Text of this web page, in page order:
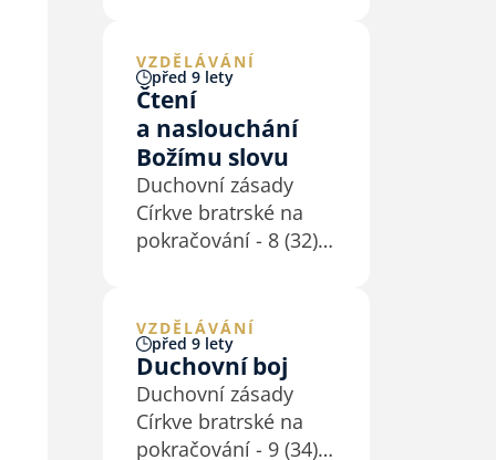
nesoucí).…
Proto na ni klademe
velký důraz.
Modlitební život
považujeme za
důležitý projev
duchovního života
našich členů i sborů.
(30) Věříme, že Bůh
VZDĚLÁVÁNÍ
před 9 lety
Čtení
a naslouchání
Božímu slovu
Duchovní zásady
Církve bratrské na
pokračování - 8 (32)
našeho posvěcení
i naslouchání slovu
Pána Ježíše a jeho
přikázáním ve
společenství církve
VZDĚLÁVÁNÍ
před 9 lety
Duchovní boj
Duchovní zásady
Církve bratrské na
pokračování - 9 (34)